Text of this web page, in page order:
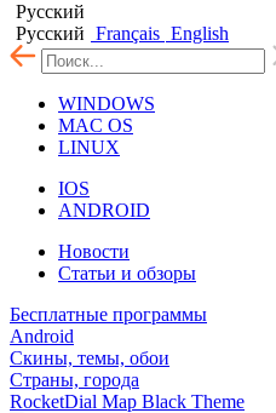
Русский
Русский Français English
WINDOWS
MAC OS
LINUX
IOS
ANDROID
Новости
Статьи и обзоры
Бесплатные программы
Android
Скины, темы, обои
Страны, города
RocketDial Map Black Theme